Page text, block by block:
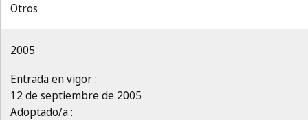
Otros
2005
Entrada en vigor :
12 de septiembre de 2005
Adoptado/a :